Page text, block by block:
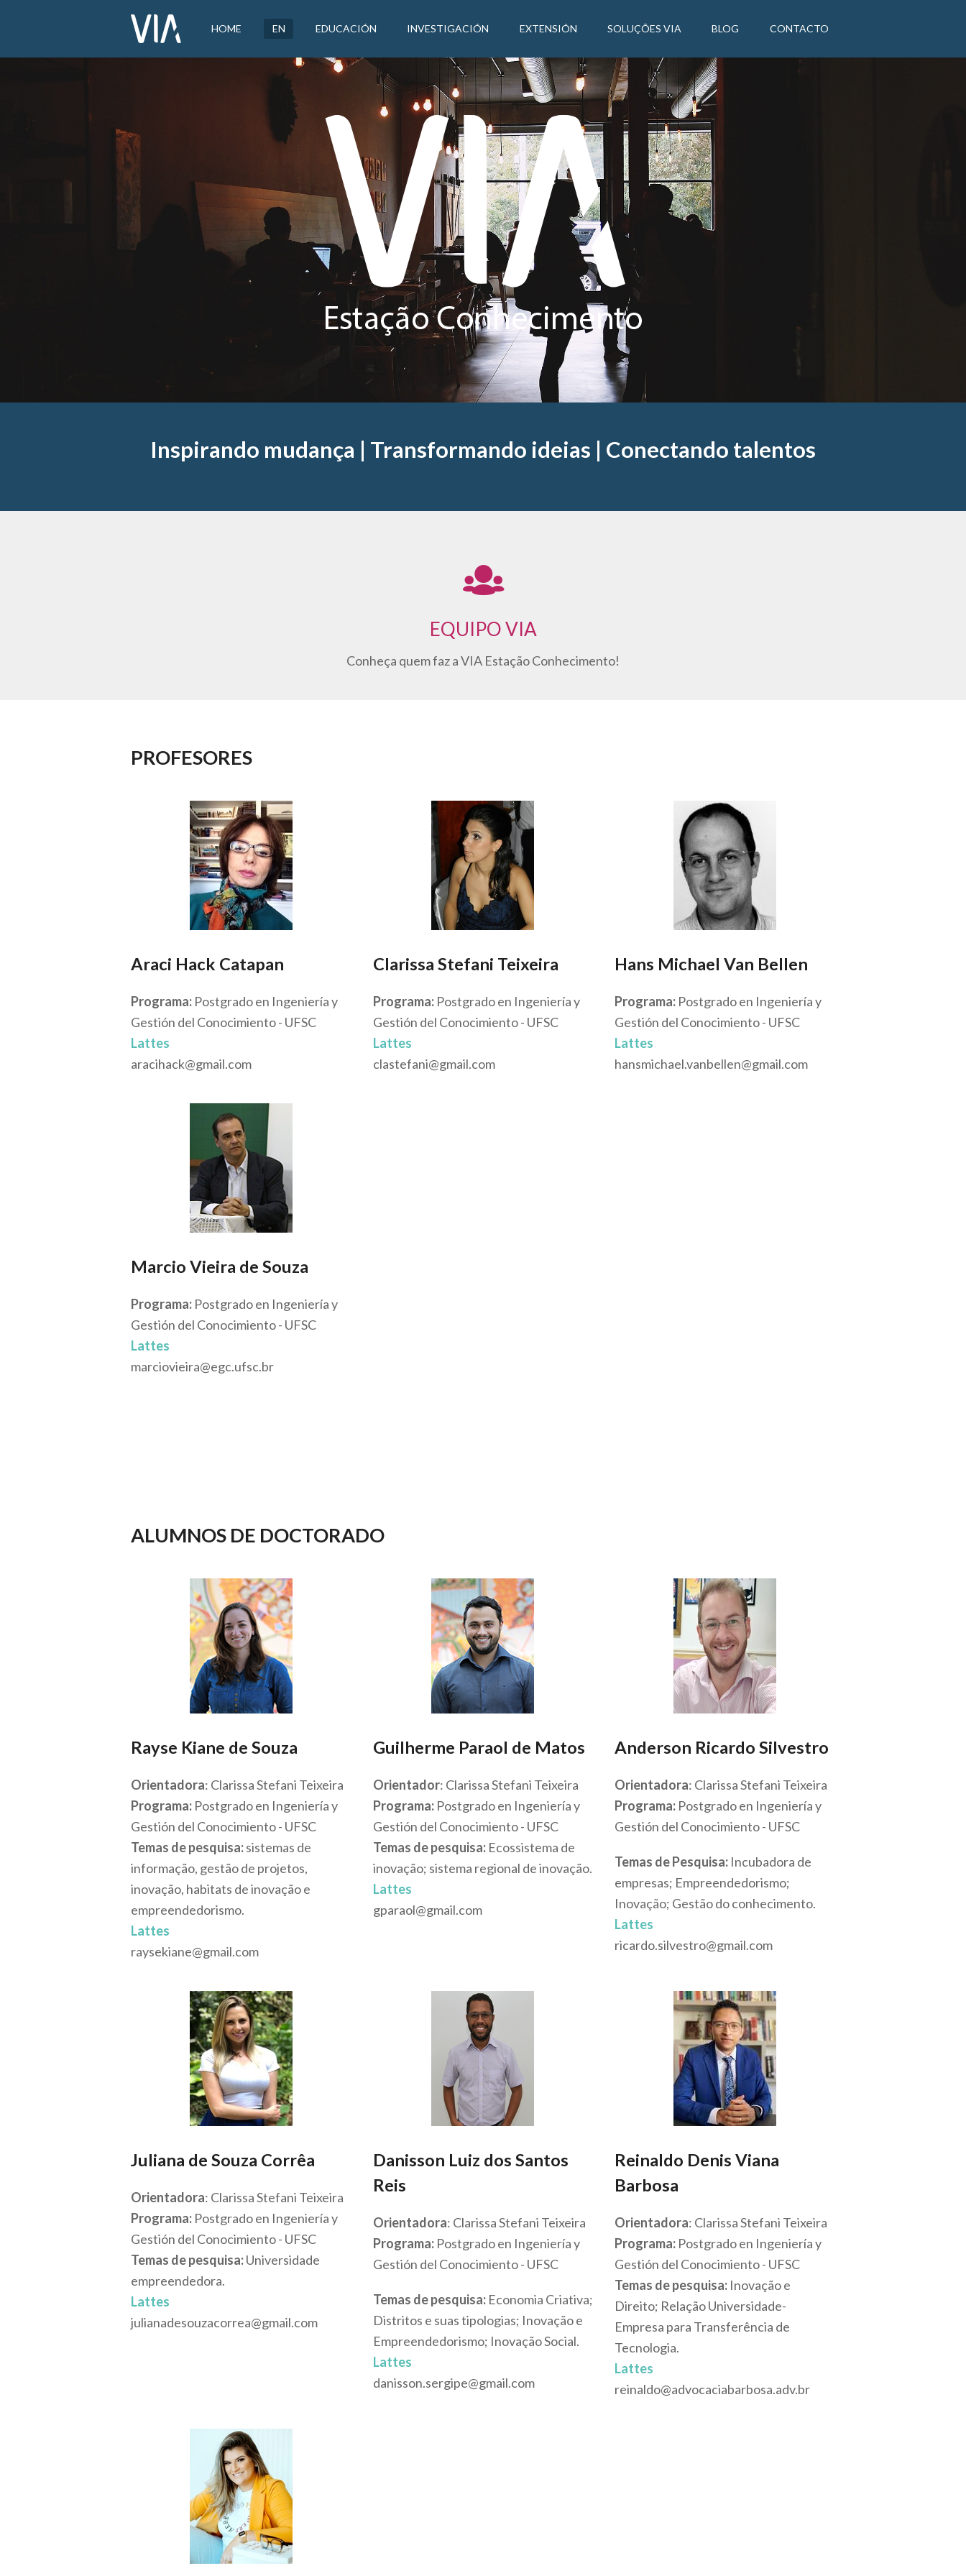
HOME EN EDUCACIÓN INVESTIGACIÓN EXTENSIÓN SOLUÇÕES VIA BLOG CONTACTO
Inspirando mudança | Transformando ideias | Conectando talentos
EQUIPO VIA
Conheça quem faz a VIA Estação Conhecimento!
PROFESORES
Araci Hack Catapan
Programa: Postgrado en Ingeniería y
Gestión del Conocimiento - UFSC
Lattes
aracihack@gmail.com
Clarissa Stefani Teixeira
Programa:Postgrado en Ingeniería y
Gestión del Conocimiento - UFSC
Lattes
clastefani@gmail.com
Hans Michael Van Bellen
Programa: Postgrado en Ingeniería y
Gestión del Conocimiento - UFSC
Lattes
hansmichael.vanbellen@gmail.com
Marcio Vieira de Souza
Programa: Postgrado en Ingeniería y
Gestión del Conocimiento - UFSC
Lattes
marciovieira@egc.ufsc.br
ALUMNOS DE DOCTORADO
Rayse Kiane de Souza
Orientadora: Clarissa Stefani Teixeira
Programa: Postgrado en Ingeniería y
Gestión del Conocimiento - UFSC
Temas de pesquisa:sistemas de
informação, gestão de projetos,
inovação, habitats de inovação e
empreendedorismo.
Lattes
raysekiane@gmail.com
Guilherme Paraol de Matos
Orientador: Clarissa Stefani Teixeira
Programa:Postgrado en Ingeniería y
Gestión del Conocimiento - UFSC
Temas de pesquisa:Ecossistema de
inovação; sistema regional de inovação.
Lattes
gparaol@gmail.com
Anderson Ricardo Silvestro
Orientadora: Clarissa Stefani Teixeira
Programa: Postgrado en Ingeniería y
Gestión del Conocimiento - UFSC
Temas de Pesquisa: Incubadora de
empresas; Empreendedorismo;
Inovação; Gestão do conhecimento.
Lattes
ricardo.silvestro@gmail.com
Juliana de Souza Corrêa
Orientadora: Clarissa Stefani Teixeira
Programa: Postgrado en Ingeniería y
Gestión del Conocimiento - UFSC
Temas de pesquisa:Universidade
empreendedora.
Lattes
julianadesouzacorrea@gmail.com
Danisson Luiz dos Santos
Reis
Orientadora: Clarissa Stefani Teixeira
Programa:Postgrado en Ingeniería y
Gestión del Conocimiento - UFSC
Temas de pesquisa: Economia Criativa;
Distritos e suas tipologias; Inovação e
Empreendedorismo; Inovação Social.
Lattes
danisson.sergipe@gmail.com
Reinaldo Denis Viana
Barbosa
Orientadora: Clarissa Stefani Teixeira
Programa: Postgrado en Ingeniería y
Gestión del Conocimiento - UFSC
Temas de pesquisa: Inovação e
Direito; Relação Universidade-
Empresa para Transferência de
Tecnologia.
Lattes
reinaldo@advocaciabarbosa.adv.br